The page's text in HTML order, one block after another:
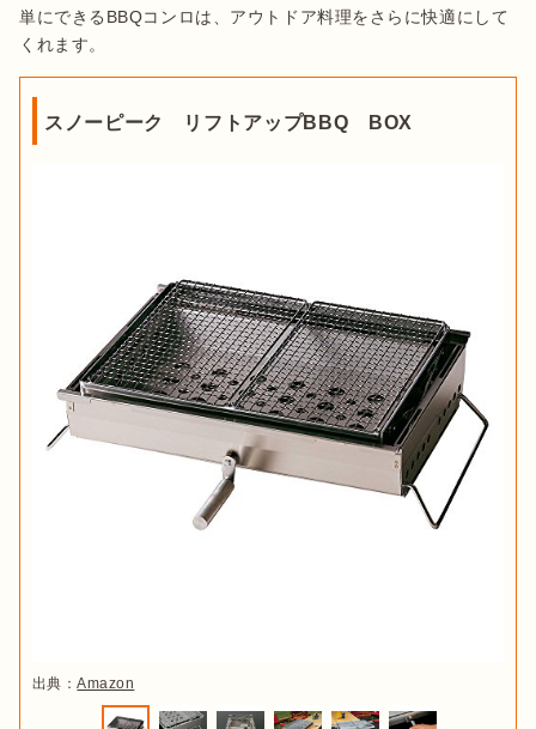
単にできるBBQコンロは、アウトドア料理をさらに快適にして
スノーピーク リフトアップBBQ BOX
出典：Amazon